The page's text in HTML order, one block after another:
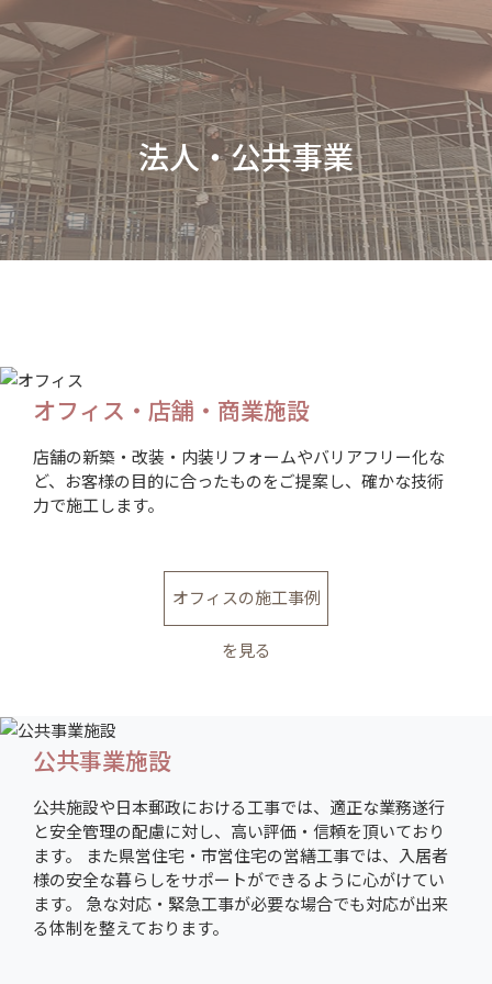
法人・公共事業
オフィス・店舗・商業施設
店舗の新築・改装・内装リフォームやバリアフリー化な
ど、お客様の目的に合ったものをご提案し、確かな技術
力で施工します。
オフィスの施工事例
を見る
公共事業施設
公共施設や日本郵政における工事では、適正な業務遂行
と安全管理の配慮に対し、高い評価・信頼を頂いており
ます。 また県営住宅・市営住宅の営繕工事では、入居者
様の安全な暮らしをサポートができるように心がけてい
ます。 急な対応・緊急工事が必要な場合でも対応が出来
る体制を整えております。